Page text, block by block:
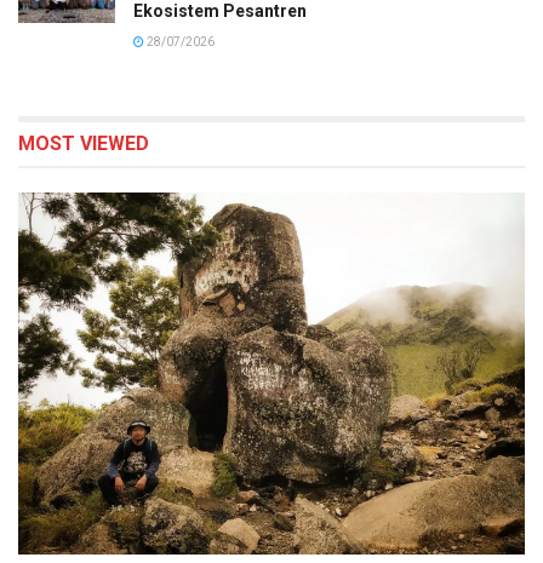
Ekosistem Pesantren
28/07/2026
MOST VIEWED